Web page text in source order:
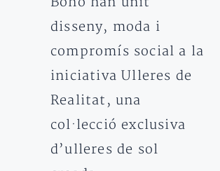
disseny, moda i
compromís social a la
iniciativa Ulleres de
Realitat, una
col·lecció exclusiva
d’ulleres de sol